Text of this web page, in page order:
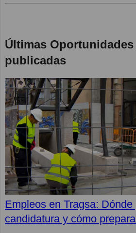
Últimas
publicadas
Empleos en Tragsa: Dónde
candidatura y cómo